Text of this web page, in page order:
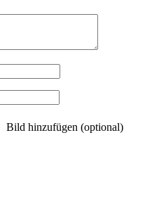
Bild hinzufügen (optional)